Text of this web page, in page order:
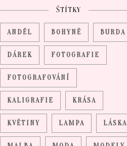
ŠTÍTKY
ANDĚL BOHYNĚ BURDA
DÁREK FOTOGRAFIE
FOTOGRAFOVÁNÍ
KALIGRAFIE KRÁSA
KVĚTINY LAMPA LÁSKA